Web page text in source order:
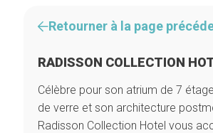
Retourner à la page
RADISSON COLLECTION
Célèbre pour son atrium de 7
de verre et son architecture
Radisson Collection Hotel vous